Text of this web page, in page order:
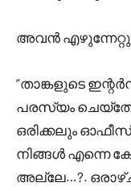
അവൻ
“താങ്കളുടെ
പരസ്യം
ഒരിക്കലും
നിങ്ങൾ എന്നെ
അല്ലേ…?.